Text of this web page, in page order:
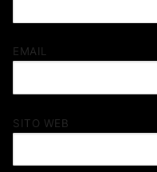
EMAIL
SITO WEB